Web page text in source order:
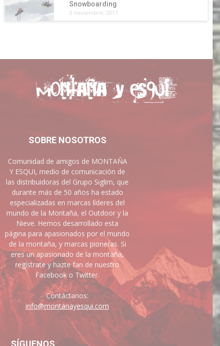
Snowboarding
3 noviembre, 2017
SOBRE NOSOTROS
Comunidad de amigos de MONTAÑA
Y ESQUI, medio de comunicación de
las distribuidoras del Grupo Siglim, que
durante más de 50 años ha estado
especializadas en marcas líderes del
mundo de la Montaña, el Outdoor y la
Nieve. Hemos desarrollado esta
página para apasionados por el mundo
de la montaña, y marcas pioneras. Si
eres un apasionado de la montaña,
regístrate y hazte fan de nuestro
Facebook o Twitter.
Contáctanos:
info@montanayesqui.com
SÍGUENOS